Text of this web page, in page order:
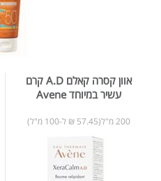
אוון קסרה קאלם A.D קרם
עשיר במיוחד Avene
200 מ"ל(57.45 ₪ ל-100 מ"ל)